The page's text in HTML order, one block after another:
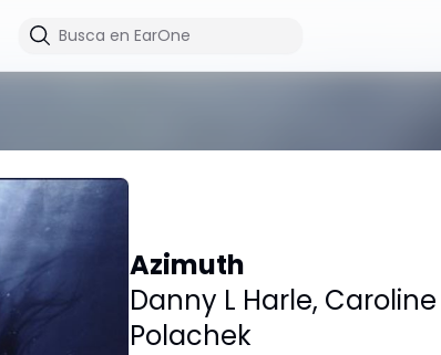
Azimuth
Danny L Harle, Caroline
Polachek